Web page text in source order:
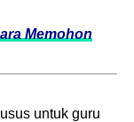
Memohon
untuk guru